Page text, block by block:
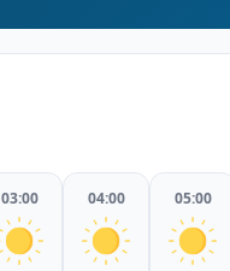
03:00 04:00 05:00